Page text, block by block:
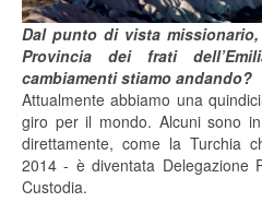
Dal punto di vista
Provincia dei frati
cambiamenti stiamo andando?
Attualmente abbiamo una
giro per il mondo. Alcuni sono
direttamente, come la Turchia
2014 - è diventata Delegazione
Custodia.